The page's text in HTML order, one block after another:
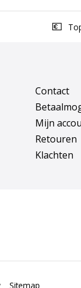
Contact
Mijn
Retouren
Klachten
Sitemap